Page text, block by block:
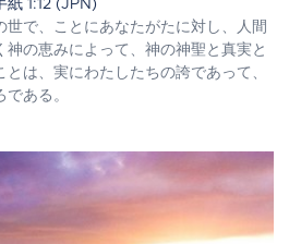
紙 1:12 (JPN)
世で、ことにあなたがたに対し、人間
神の恵みによって、神の神聖と真実と
は、実にわたしたちの誇であって、
ある。